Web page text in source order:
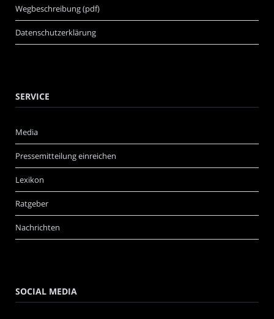
Wegbeschreibung (pdf)
Datenschutzerklärung
SERVICE
Media
Pressemitteilung einreichen
Lexikon
Ratgeber
Nachrichten
SOCIAL MEDIA